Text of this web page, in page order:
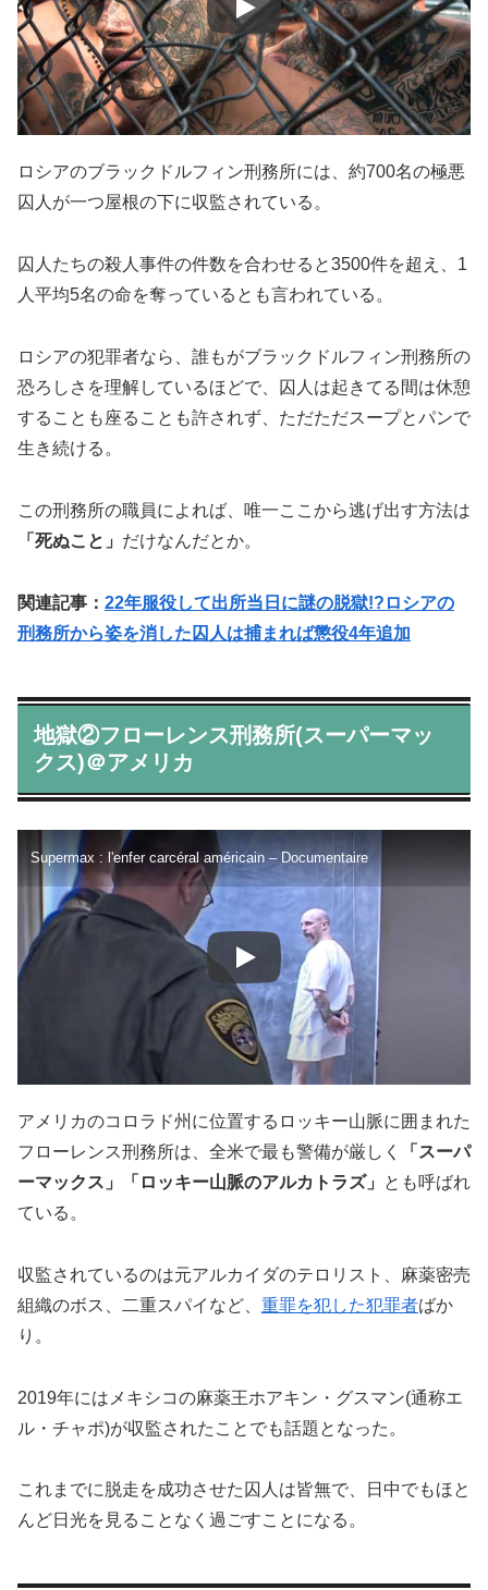
ロシアのブラックドルフィン刑務所には、約700名の極悪
囚人が一つ屋根の下に収監されている。
囚人たちの殺人事件の件数を合わせると3500件を超え、1
人平均5名の命を奪っているとも言われている。
ロシアの犯罪者なら、誰もがブラックドルフィン刑務所の
恐ろしさを理解しているほどで、囚人は起きてる間は休憩
することも座ることも許されず、ただただスープとパンで
生き続ける。
この刑務所の職員によれば、唯一ここから逃げ出す方法は
「死ぬこと」 だけなんだとか。
関連記事： 22年服役して出所当日に謎の脱獄!?ロシアの
刑務所から姿を消した囚人は捕まれば懲役4年追加
地獄②フローレンス刑務所(スーパーマッ
クス)＠アメリカ
Supermax : l'enfer carcéral américain – Documentaire
アメリカのコロラド州に位置するロッキー山脈に囲まれた
フローレンス刑務所は、全米で最も警備が厳しく
「スーパ
ーマックス」「ロッキー山脈のアルカトラズ」
とも呼ばれ
ている。
収監されているのは元アルカイダのテロリスト、麻薬密売
組織のボス、二重スパイなど、 重罪を犯した犯罪者ばか
り。
2019年にはメキシコの麻薬王ホアキン・グスマン(通称エ
ル・チャポ)が収監されたことでも話題となった。
これまでに脱走を成功させた囚人は皆無で、日中でもほと
んど日光を見ることなく過ごすことになる。